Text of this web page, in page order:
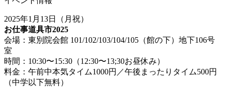
2025年1月13日（月祝）
お仕事道具市2025
会場：東別院会館 101/102/103/104/105（館の下）地下106号
室
時間：10:30〜15:30（12:30〜13;30お昼休み）
料金：午前中本気タイム1000円／午後まったりタイム500円
（中学以下無料）